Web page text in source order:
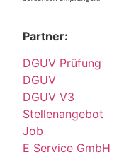
Partner:
DGUV Prüfung
DGUV
DGUV V3
Stellenangebot
Job
E Service GmbH